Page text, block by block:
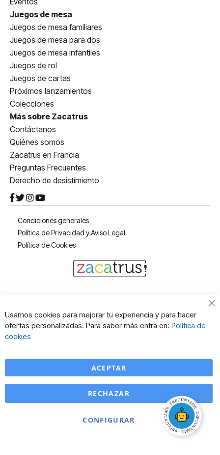
Juegos de mesa
Juegos de mesa familiares
Juegos de mesa para dos
Juegos de mesa infantiles
Juegos de rol
Juegos de cartas
Próximos lanzamientos
Colecciones
Más sobre Zacatrus
Contáctanos
Quiénes somos
Zacatrus en Francia
Preguntas Frecuentes
Derecho de desistimiento
Condiciones generales
Política de Privacidad y Aviso Legal
Política de Cookies
Usamos cookies para mejorar tu experiencia y para hacer
ofertas personalizadas. Para saber más entra en: Política de
cookies
ACEPTAR
CONFIGURAR
RECHAZAR